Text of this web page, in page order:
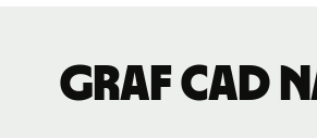
graf CAD